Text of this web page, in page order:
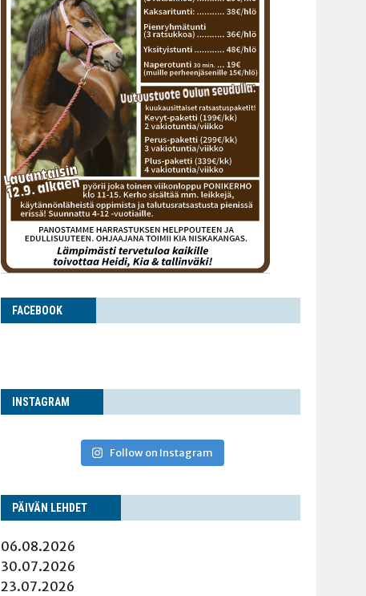
FACE­BOOK
INS­TA­GRAM
Follow on Instagram
PÄI­VÄN LEHDET
06.08.2026
30.07.2026
23.07.2026